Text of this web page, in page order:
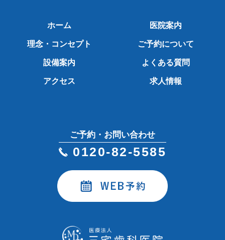
ホーム 医院案内
理念・コンセプト ご予約について
設備案内 よくある質問
アクセス 求人情報
ご予約・お問い合わせ
0120-82-5585